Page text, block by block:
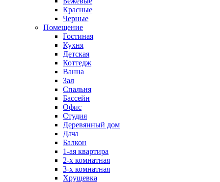
Красные
Черные
Помещение
Гостиная
Кухня
Детская
Коттедж
Ванна
Зал
Спальня
Бассейн
Офис
Студия
Деревянный дом
Дача
Балкон
1-ая квартира
2-х комнатная
3-х комнатная
Хрущевка